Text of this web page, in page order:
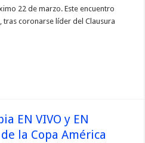
22 de marzo. Este encuentro
tras coronarse líder del Clausura
EN VIVO y EN
la Copa América